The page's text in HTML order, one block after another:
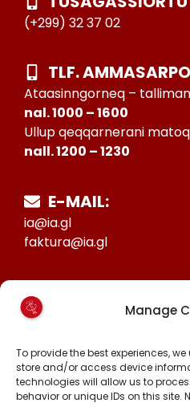
Manage
To provide the best experiences,
store and/or access device
technologies will allow us to
behavior or unique IDs on this
(+299) 32 37 02
TLF.
Ataasinngorneq –
nal. 1000 – 1600
Ullup qeqqarnerani
nall. 1200 – 1230
E-MAIL:
ia@ia.gl
faktura@ia.gl
25027388
KONTO NR:
6471-1511626